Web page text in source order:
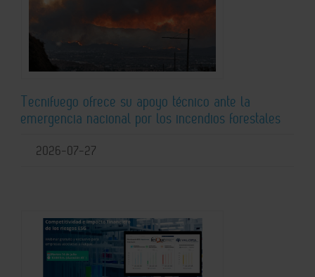
Tecnifuego ofrece su apoyo técnico ante la
emergencia nacional por los incendios forestales
2026-07-27